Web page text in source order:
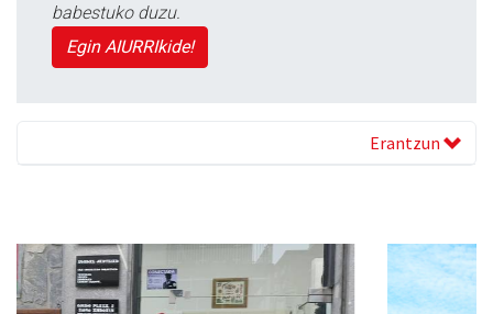
babestuko duzu.
Egin AIURRIkide!
Erantzun